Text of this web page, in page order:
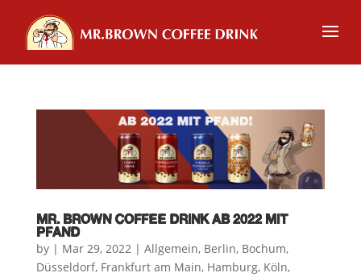
MR. BROWN COFFEE DRINK AB 2022 MIT
PFAND
by | Mar 29, 2022| Allgemein, Berlin, Bochum,
Düsseldorf, Frankfurt am Main, Hamburg, Köln,